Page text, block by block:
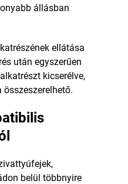
állásban
ellátása
után egyszerűen
kicserélve,
belül többnyire